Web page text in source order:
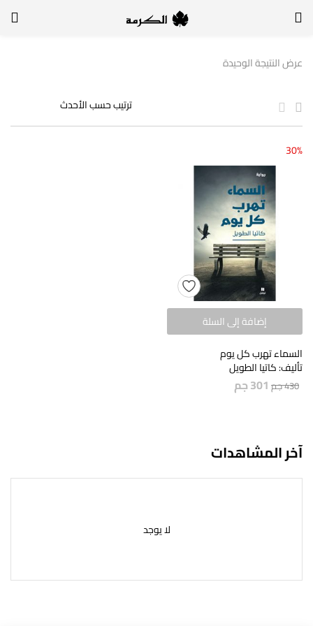
لتسجيل الدخول, أدخل اسم المستخدم وكلمة السر
تذكر بياناتي
عرض النتيجة الوحيدة
30%
إضافة إلى السلة
السماء تهرب كل يوم
تأليف: كاتيا الطويل
430جم 301جم
آخر المشاهدات
لا يوجد